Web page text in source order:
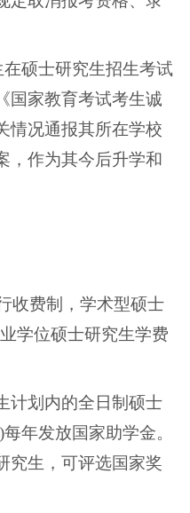
硕士研究生招生考试
国家教育考试考生诚
情况通报其所在学校
，作为其今后升学和
费制，学术型硕士
学位硕士研究生学费
划内的全日制硕士
年发放国家助学金。
究生，可评选国家奖